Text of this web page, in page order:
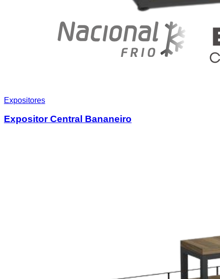
Expositores
Expositor Central Bananeiro